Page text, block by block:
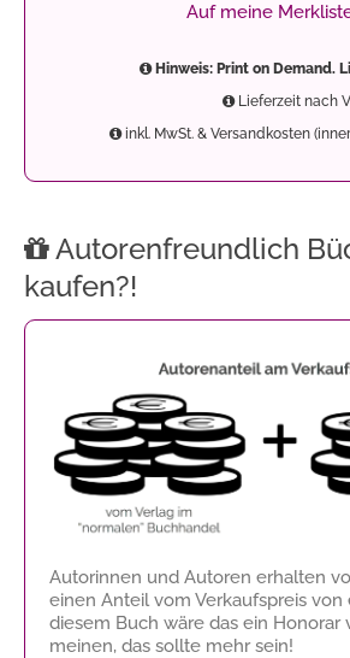
Auf meine
Hinweis: Print on Demand.
Lieferzeit nach
inkl. MwSt. & Versandkosten
Autorenfreundlich
kaufen?!
Autorinnen und Autoren erhalten
einen Anteil vom Verkaufspreis von
diesem Buch wäre das ein Honorar
meinen, das sollte mehr sein!